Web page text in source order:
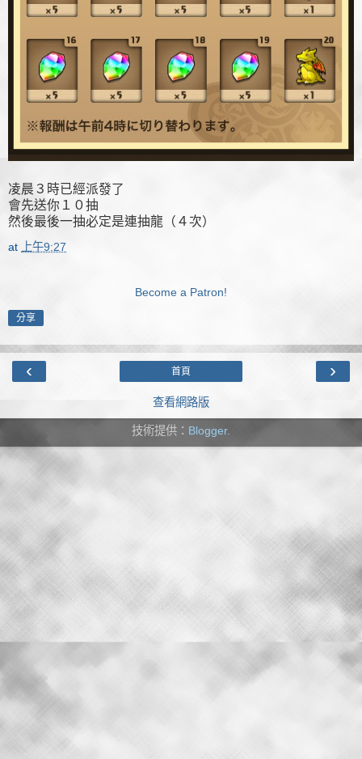
凌晨３時已經派發了
會先送你１０抽
然後最後一抽必定是連抽龍（４次）
at 上午9:27
Become a Patron!
分享
‹ ›
首頁
查看網路版
技術提供： Blogger.